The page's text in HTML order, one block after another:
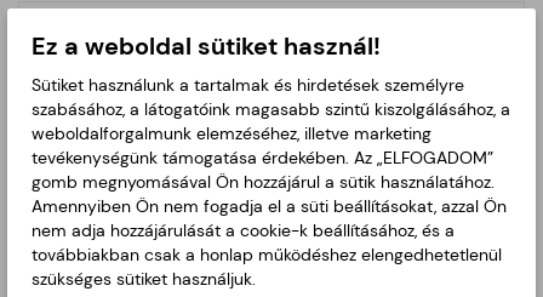
Termekadatlap_kezikonyv_A4_2026_07_29
2026-07-31 PDF
ÉVES ENERGETIKAI SZAKREFERENSI RIPORT kivonat
2025 Lipóti Pékség Kft
2026-05-13 PDF
Energetikai szakreferens jelentés Lipóti Pékség
2025. éves
Ez a weboldal sütiket használ!
Sütiket használunk a tartalmak és hirdetések személyre
szabásához, a látogatóink magasabb szintű kiszolgálásához, a
weboldalforgalmunk elemzéséhez, illetve marketing
tevékenységünk támogatása érdekében. Az „ELFOGADOM”
gomb megnyomásával Ön hozzájárul a sütik használatához.
Amennyiben Ön nem fogadja el a süti beállításokat, azzal Ön
nem adja hozzájárulását a cookie-k beállításához, és a
továbbiakban csak a honlap működéshez elengedhetetlenül
szükséges sütiket használjuk.